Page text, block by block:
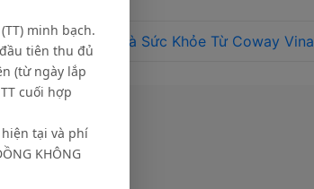
5 Năm - Món Quà Sức Khỏe Từ Coway Vina
minh bạch.
tiên thu đủ
(từ ngày lắp
cuối hợp
hiện tại và phí
KHÔNG